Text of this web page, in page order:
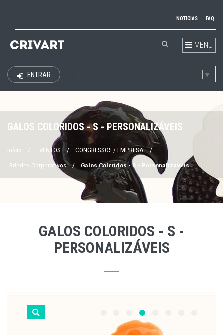
NOTICIAS FAQ
MENU
▼
ENTRAR
GALOS COLORIDOS - S - PERSONALIZÁVEIS
Início / EVENTOS / CONGRESSOS / EMPRESA /
Brindes Corporativos / Galos Coloridos - S - Personalizáveis
GALOS COLORIDOS - S -
PERSONALIZÁVEIS